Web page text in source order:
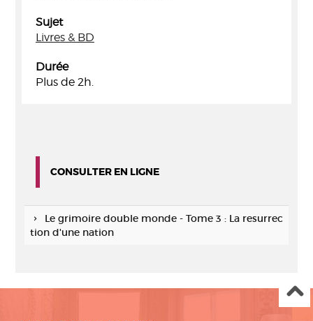
Sujet
Livres & BD
Durée
Plus de 2h.
CONSULTER EN LIGNE
Le grimoire double monde - Tome 3 : La resurrec
tion d'une nation